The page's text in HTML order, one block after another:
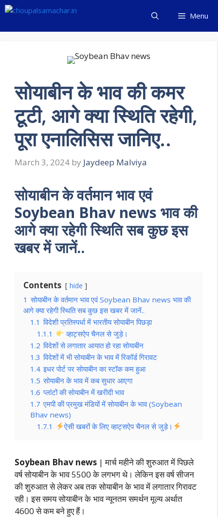
Skip
content
Menu
सोयाबीन के भाव की कमर
टूटी, आगे क्या स्थिति रहेगी,
पूरा एनालिसिस जानिए..
March 3, 2024 by Jaydeep Malviya
सोयाबीन के वर्तमान भाव एवं
Soybean Bhav news भाव की
आगे क्या रहेगी स्थिति सब कुछ इस
खबर में जानें..
Contents hide
1 सोयाबीन के वर्तमान भाव एवं Soybean Bhav news भाव की
आगे क्या रहेगी स्थिति सब कुछ इस खबर में जानें..
1.1 विदेशी प्रतिस्पर्धा में भारतीय सोयाबीन पिछड़ा
1.1.1
व्हाट्सऐप चैनल से जुड़े।
1.2 विदेशों से लगातार आयात हो रहा सोयाबीन
1.3 विदेशों में भी सोयाबीन के भाव में रिकॉर्ड गिरावट
1.4 इधर पोर्ट पर सोयाबीन का स्टॉक कम हुआ
1.5 सोयाबीन के भाव में कब सुधार आएगा
1.6 प्लांटों की सोयाबीन में खरीदी भाव
1.7 एमपी की प्रमुख मंडियों में सोयाबीन के भाव (Soybean
Bhav news)
1.7.1
ऐसी खबरों के लिए व्हाट्सऐप चैनल से जुड़े।
Soybean Bhav news | मार्च महीने की शुरुआत में पिछले
वर्ष सोयाबीन के भाव 5500 के लगभग थे। लेकिन इस वर्ष सीजन
की शुरुआत से लेकर अब तक सोयाबीन के भाव में लगातार गिरावट
रही। इस समय सोयाबीन के भाव न्यूनतम समर्थन मूल्य अर्थात
4600 से कम बने हुए हैं।